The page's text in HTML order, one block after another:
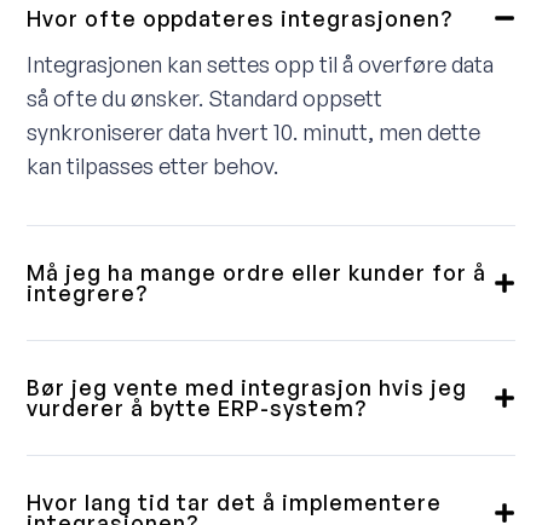
Hvor ofte oppdateres integrasjonen?
Integrasjonen kan settes opp til å overføre data
så ofte du ønsker. Standard oppsett
synkroniserer data hvert 10. minutt, men dette
kan tilpasses etter behov.
Må jeg ha mange ordre eller kunder for å
integrere?
Nei, vi leverer integrasjoner til små, mellomstore
løsning, andre trenger bare en enkel
til ditt behov.
Bør jeg vente med integrasjon hvis jeg
vurderer å bytte ERP-system?
Våre integrasjoner er bygget med fleksibilitet i
tankene. Selv om et ERP-bytte kan ta tid, er
Hvor lang tid tar det å implementere